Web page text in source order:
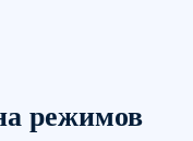
режимов